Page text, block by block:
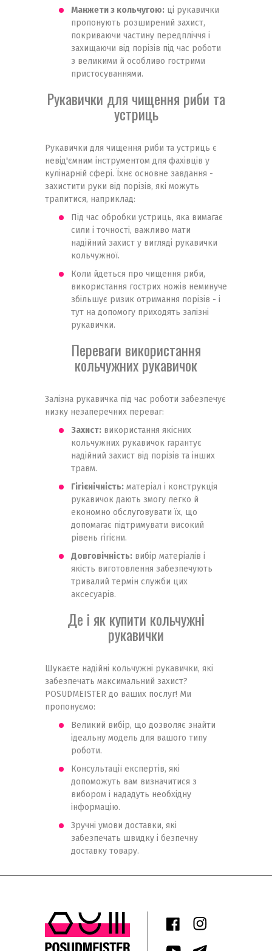
Манжети з кольчугою: ці рукавички
пропонують розширений захист,
покриваючи частину передпліччя і
захищаючи від порізів під час роботи
з великими й особливо гострими
пристосуваннями.
Рукавички для чищення риби та
устриць
Рукавички для чищення риби та устриць є
невід'ємним інструментом для фахівців у
кулінарній сфері. Їхнє основне завдання -
захистити руки від порізів, які можуть
трапитися, наприклад:
Під час обробки устриць, яка вимагає
сили і точності, важливо мати
надійний захист у вигляді рукавички
кольчужної.
Коли йдеться про чищення риби,
використання гострих ножів неминуче
збільшує ризик отримання порізів - і
тут на допомогу приходять залізні
рукавички.
Переваги використання
кольчужних рукавичок
Залізна рукавичка під час роботи забезпечує
низку незаперечних переваг:
Захист: використання якісних
кольчужних рукавичок гарантує
надійний захист від порізів та інших
травм.
Гігієнічність: матеріал і конструкція
рукавичок дають змогу легко й
економно обслуговувати їх, що
допомагає підтримувати високий
рівень гігієни.
Довговічність: вибір матеріалів і
якість виготовлення забезпечують
тривалий термін служби цих
аксесуарів.
Де і як купити кольчужні
рукавички
Шукаєте надійні кольчужні рукавички, які
забезпечать максимальний захист?
POSUDMEISTER до ваших послуг! Ми
пропонуємо:
Великий вибір, що дозволяє знайти
ідеальну модель для вашого типу
роботи.
Консультації експертів, які
допоможуть вам визначитися з
вибором і нададуть необхідну
інформацію.
Зручні умови доставки, які
забезпечать швидку і безпечну
доставку товару.